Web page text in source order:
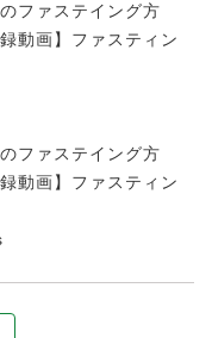
ファステイング方
動画】ファスティン
ファステイング方
動画】ファスティン